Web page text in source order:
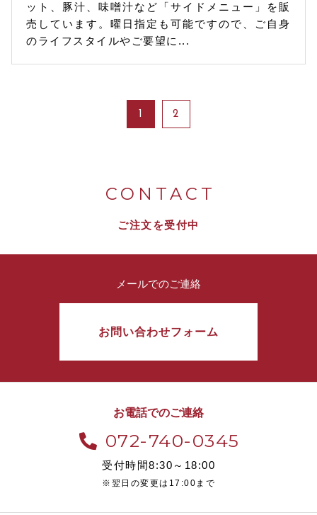
ット、豚汁、味噌汁など「サイドメニュー」を販
売しています。曜日指定も可能ですので、ご自身
のライフスタイルやご要望に...
1 2
CONTACT
ご注文を受付中
メールでのご連絡
お問い合わせフォーム
お電話でのご連絡
072-740-0345
受付時間8:30～18:00
※翌日の変更は17:00まで